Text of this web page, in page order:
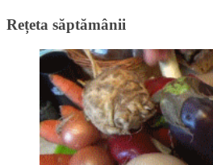
Rețeta săptămânii